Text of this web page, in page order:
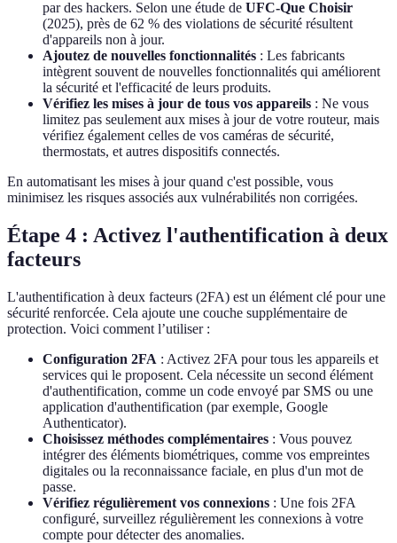
par des hackers. Selon une étude de UFC-Que Choisir
(2025), près de 62 % des violations de sécurité résultent
d'appareils non à jour.
Ajoutez de nouvelles fonctionnalités : Les fabricants
intègrent souvent de nouvelles fonctionnalités qui améliorent
la sécurité et l'efficacité de leurs produits.
Vérifiez les mises à jour de tous vos appareils : Ne vous
limitez pas seulement aux mises à jour de votre routeur, mais
vérifiez également celles de vos caméras de sécurité,
thermostats, et autres dispositifs connectés.
En automatisant les mises à jour quand c'est possible, vous
minimisez les risques associés aux vulnérabilités non corrigées.
Étape 4 : Activez l'authentification à deux
facteurs
L'authentification à deux facteurs (2FA) est un élément clé pour une
sécurité renforcée. Cela ajoute une couche supplémentaire de
protection. Voici comment l’utiliser :
Configuration 2FA : Activez 2FA pour tous les appareils et
services qui le proposent. Cela nécessite un second élément
d'authentification, comme un code envoyé par SMS ou une
application d'authentification (par exemple, Google
Authenticator).
Choisissez méthodes complémentaires : Vous pouvez
intégrer des éléments biométriques, comme vos empreintes
digitales ou la reconnaissance faciale, en plus d'un mot de
passe.
Vérifiez régulièrement vos connexions : Une fois 2FA
configuré, surveillez régulièrement les connexions à votre
compte pour détecter des anomalies.